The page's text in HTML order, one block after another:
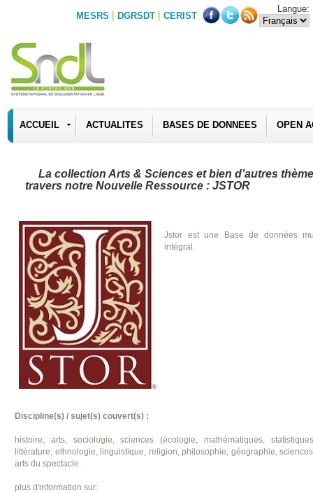
MESRS | DGRSDT | CERIST
Langue:
ACCUEIL ACTUALITES BASES DE DONNEES OPEN
La collection Arts & Sciences et bien d’autres
travers notre Nouvelle Ressource : JSTOR
Jstor est une Base de données
intégral.
Discipline(s) / sujet(s) couvert(s) :
histoire, arts, sociologie, sciences (écologie, mathématiques,
littérature, ethnologie, linguistique, religion, philosophie, géographie,
arts du spectacle.
plus d'information sur: